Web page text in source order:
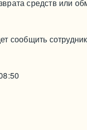
средств или
сообщить